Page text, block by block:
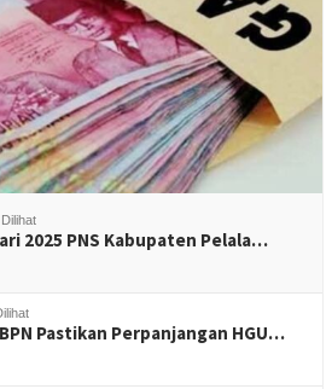
2025 PNS Kabupaten Pelala…
Pastikan Perpanjangan HGU…